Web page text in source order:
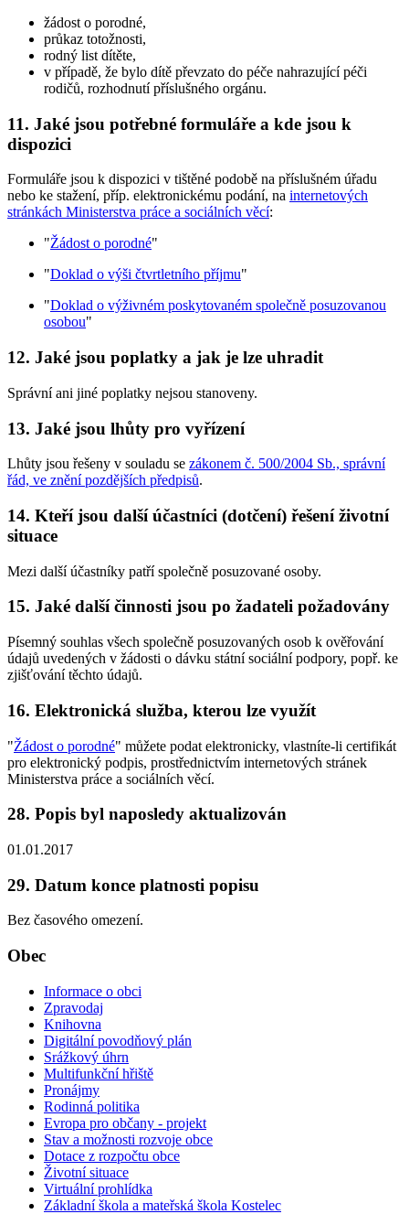
žádost o porodné,
průkaz totožnosti,
rodný list dítěte,
v případě, že bylo dítě převzato do péče nahrazující péči
rodičů, rozhodnutí příslušného orgánu.
11. Jaké jsou potřebné formuláře a kde jsou k
dispozici
Formuláře jsou k dispozici v tištěné podobě na příslušném úřadu
nebo ke stažení, příp. elektronickému podání, na internetových
stránkách Ministerstva práce a sociálních věcí:
"Žádost o porodné"
"Doklad o výši čtvrtletního příjmu"
"Doklad o výživném poskytovaném společně posuzovanou
osobou"
12. Jaké jsou poplatky a jak je lze uhradit
Správní ani jiné poplatky nejsou stanoveny.
13. Jaké jsou lhůty pro vyřízení
Lhůty jsou řešeny v souladu se zákonem č. 500/2004 Sb., správní
řád, ve znění pozdějších předpisů.
14. Kteří jsou další účastníci (dotčení) řešení životní
situace
Mezi další účastníky patří společně posuzované osoby.
15. Jaké další činnosti jsou po žadateli požadovány
Písemný souhlas všech společně posuzovaných osob k ověřování
údajů uvedených v žádosti o dávku státní sociální podpory, popř. ke
zjišťování těchto údajů.
16. Elektronická služba, kterou lze využít
"Žádost o porodné" můžete podat elektronicky, vlastníte-li certifikát
pro elektronický podpis, prostřednictvím internetových stránek
Ministerstva práce a sociálních věcí.
28. Popis byl naposledy aktualizován
01.01.2017
29. Datum konce platnosti popisu
Bez časového omezení.
Obec
Informace o obci
Zpravodaj
Knihovna
Digitální povodňový plán
Srážkový úhrn
Multifunkční hřiště
Pronájmy
Rodinná politika
Evropa pro občany - projekt
Stav a možnosti rozvoje obce
Dotace z rozpočtu obce
Životní situace
Virtuální prohlídka
Základní škola a mateřská škola Kostelec